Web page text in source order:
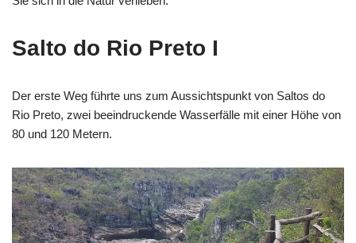
Salto do Rio Preto I
Der erste Weg führte uns zum Aussichtspunkt von Saltos do
Rio Preto, zwei beeindruckende Wasserfälle mit einer Höhe von
80 und 120 Metern.